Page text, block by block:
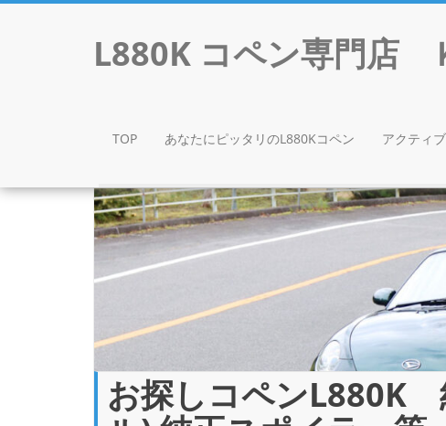
L880K コペン専門店
TOP あなたにピッタリのL880Kコペン アクティ
Skip to content
お探しコペンL880K